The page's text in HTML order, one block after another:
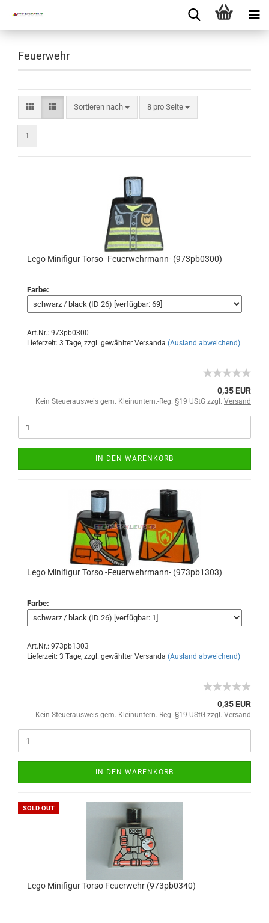
Feuerwehr
Sortieren nach 8 pro Seite
1
Lego Minifigur Torso -Feuerwehrmann- (973pb0300)
Farbe:
Art.Nr.: 973pb0300
Lieferzeit: 3 Tage, zzgl. gewählter Versanda (Ausland abweichend)
0,35 EUR
Kein Steuerausweis gem. Kleinuntern.-Reg. §19 UStG zzgl. Versand
IN DEN WARENKORB
Lego Minifigur Torso -Feuerwehrmann- (973pb1303)
Farbe:
Art.Nr.: 973pb1303
Lieferzeit: 3 Tage, zzgl. gewählter Versanda (Ausland abweichend)
0,35 EUR
Kein Steuerausweis gem. Kleinuntern.-Reg. §19 UStG zzgl. Versand
IN DEN WARENKORB
SOLD OUT
Lego Minifigur Torso Feuerwehr (973pb0340)